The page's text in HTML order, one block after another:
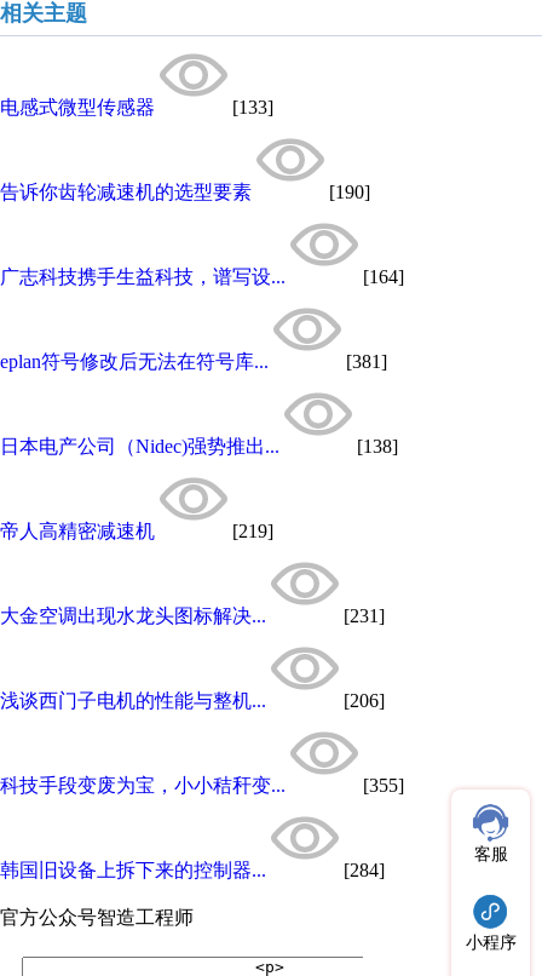
相关主题
电感式微型传感器 [133]
告诉你齿轮减速机的选型要素 [190]
广志科技携手生益科技，谱写设... [164]
eplan符号修改后无法在符号库... [381]
日本电产公司（Nidec)强势推出... [138]
帝人高精密减速机 [219]
大金空调出现水龙头图标解决... [231]
浅谈西门子电机的性能与整机... [206]
科技手段变废为宝，小小秸秆变... [355]
韩国旧设备上拆下来的控制器... [284]
官方公众号智造工程师
客服
小程序